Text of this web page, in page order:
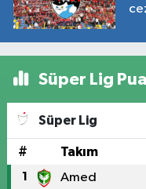
Süper Lig
Süper Lig
# Takım
1 Amed